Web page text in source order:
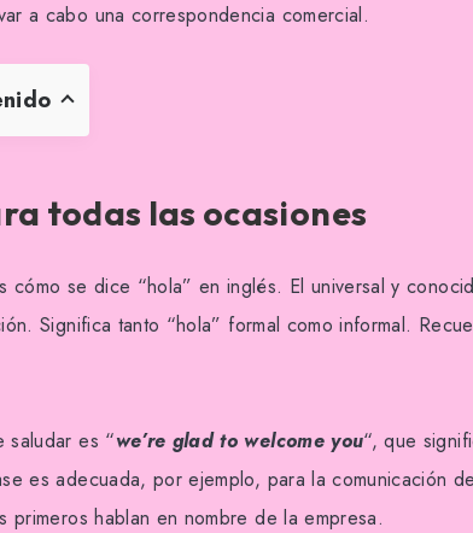
a cabo una correspondencia comercial.
todas las ocasiones
cómo se dice “hola” en inglés. El universal y
Significa tanto “hola” formal como informal.
saludar es “we’re glad to welcome you“, que
es adecuada, por ejemplo, para la comunicación
primeros hablan en nombre de la empresa.